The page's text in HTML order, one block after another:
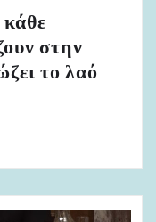
στην
το λαό